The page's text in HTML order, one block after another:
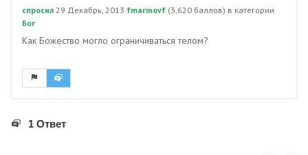
спросил 29 Декабрь, 2013 fmarinovf (3,620 баллов) в категории
Бог
Как Божество могло ограничиваться телом?
1 Ответ